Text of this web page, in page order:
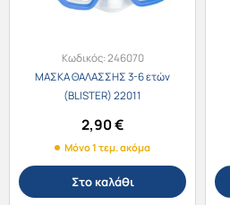
Κωδικός:246070
ΜΑΣΚΑ ΘΑΛΑΣΣΗΣ 3-6 ετών
(BLISTER) 22011
2,90€
Μόνο 1 τεμ. ακόμα
Στο καλάθι